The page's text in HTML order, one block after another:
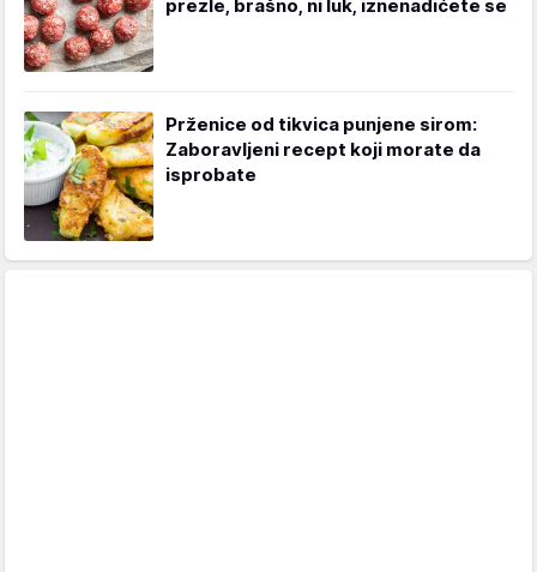
prezle, brašno, ni luk, iznenadićete se
Prženice od tikvica punjene sirom:
Zaboravljeni recept koji morate da
isprobate